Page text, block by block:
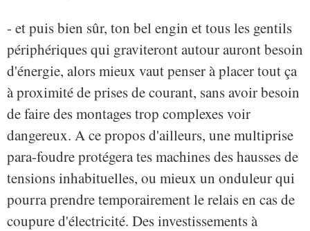
- et puis bien sûr, ton bel engin et tous les gentils
périphériques qui graviteront autour auront besoin
d'énergie, alors mieux vaut penser à placer tout ça
à proximité de prises de courant, sans avoir besoin
de faire des montages trop complexes voir
dangereux. A ce propos d'ailleurs, une multiprise
para-foudre protégera tes machines des hausses de
tensions inhabituelles, ou mieux un onduleur qui
pourra prendre temporairement le relais en cas de
coupure d'électricité. Des investissements à